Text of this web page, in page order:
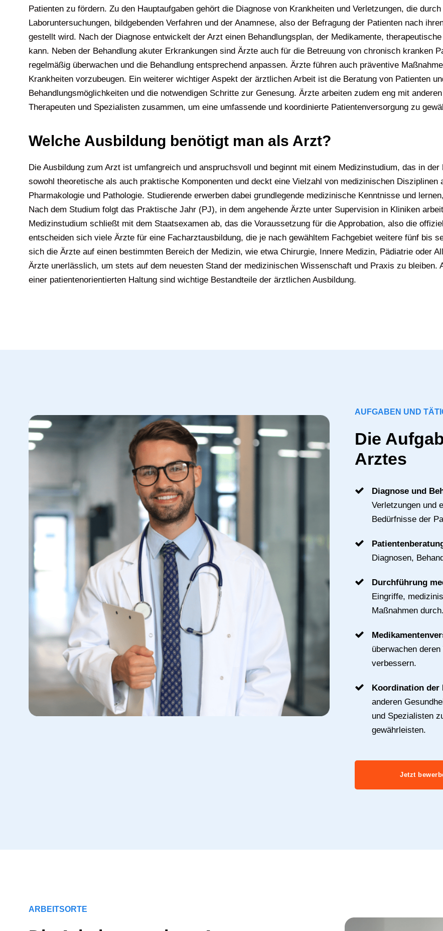
Patienten zu fördern. Zu den Hauptaufgaben gehört die Diagnose von Krankheiten und Verletzungen, die
Laboruntersuchungen, bildgebenden Verfahren und der Anamnese, also der Befragung der Patienten nach
gestellt wird. Nach der Diagnose entwickelt der Arzt einen Behandlungsplan, der Medikamente,
kann. Neben der Behandlung akuter Erkrankungen sind Ärzte auch für die Betreuung von chronisch kranken
regelmäßig überwachen und die Behandlung entsprechend anpassen. Ärzte führen auch präventive
Krankheiten vorzubeugen. Ein weiterer wichtiger Aspekt der ärztlichen Arbeit ist die Beratung von Patienten
Behandlungsmöglichkeiten und die notwendigen Schritte zur Genesung. Ärzte arbeiten zudem eng mit
Therapeuten und Spezialisten zusammen, um eine umfassende und koordinierte Patientenversorgung zu
Welche Ausbildung benötigt man als Arzt?
Die Ausbildung zum Arzt ist umfangreich und anspruchsvoll und beginnt mit einem Medizinstudium, das in
sowohl theoretische als auch praktische Komponenten und deckt eine Vielzahl von medizinischen Disziplinen
Pharmakologie und Pathologie. Studierende erwerben dabei grundlegende medizinische Kenntnisse und
Nach dem Studium folgt das Praktische Jahr (PJ), in dem angehende Ärzte unter Supervision in Kliniken
Medizinstudium schließt mit dem Staatsexamen ab, das die Voraussetzung für die Approbation, also die
entscheiden sich viele Ärzte für eine Facharztausbildung, die je nach gewähltem Fachgebiet weitere fünf bis
sich die Ärzte auf einen bestimmten Bereich der Medizin, wie etwa Chirurgie, Innere Medizin, Pädiatrie oder
Ärzte unerlässlich, um stets auf dem neuesten Stand der medizinischen Wissenschaft und Praxis zu bleiben.
einer patientenorientierten Haltung sind wichtige Bestandteile der ärztlichen Ausbildung.
AUFGABEN UND
Die
Arztes
Diagnose und
Verletzungen und
Bedürfnisse der
Diagnosen,
Durchführung
Eingriffe,
Maßnahmen durch.
überwachen
verbessern.
Koordination der
anderen
und Spezialisten
gewährleisten.
Jetzt
ARBEITSORTE